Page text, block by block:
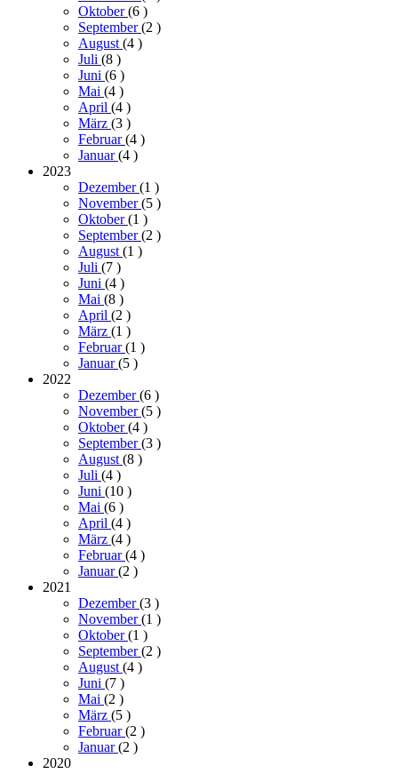
Oktober(6 )
September(2 )
August (4 )
Juli (8 )
Juni (6 )
Mai (4 )
April (4 )
März (3 )
Februar(4 )
Januar(4 )
2023
Dezember(1 )
November(5 )
Oktober(1 )
September(2 )
August (1 )
Juli (7 )
Juni (4 )
Mai (8 )
April (2 )
März (1 )
Februar(1 )
Januar(5 )
2022
Dezember(6 )
November(5 )
Oktober(4 )
September(3 )
August (8 )
Juli (4 )
Juni (10 )
Mai (6 )
April (4 )
März (4 )
Februar(4 )
Januar(2 )
2021
Dezember(3 )
November(1 )
Oktober(1 )
September(2 )
August (4 )
Juni (7 )
Mai (2 )
März (5 )
Februar(2 )
Januar(2 )
2020